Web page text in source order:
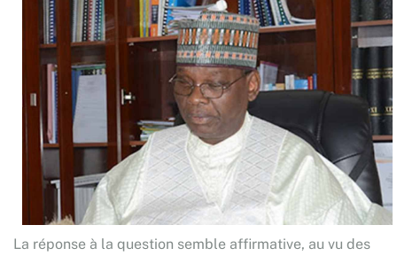
La réponse à la question semble affirmative, au vu des